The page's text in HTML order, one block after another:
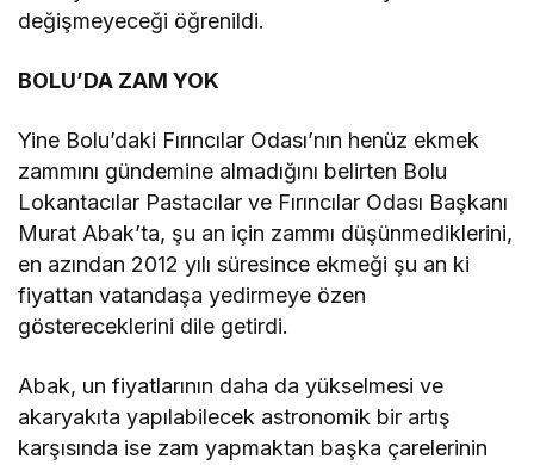
değişmeyeceği öğrenildi.
BOLU’DA ZAM YOK
Yine Bolu’daki Fırıncılar Odası’nın henüz ekmek
zammını gündemine almadığını belirten Bolu
Lokantacılar Pastacılar ve Fırıncılar Odası Başkanı
Murat Abak’ta, şu an için zammı düşünmediklerini,
en azından 2012 yılı süresince ekmeği şu an ki
fiyattan vatandaşa yedirmeye özen
göstereceklerini dile getirdi.
Abak, un fiyatlarının daha da yükselmesi ve
akaryakıta yapılabilecek astronomik bir artış
karşısında ise zam yapmaktan başka çarelerinin